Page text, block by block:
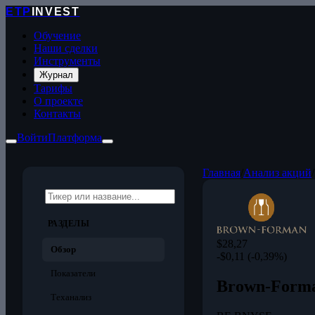
ETP
INVEST
Обучение
Наши сделки
Инструменты
Журнал
Тарифы
О проекте
Контакты
ВойтиПлатформа
РАЗДЕЛЫ
Обзор
Показатели
Теханализ
Главная/ Анализ акций
$28,27
-$0,11 (-0,39%)
Brown-